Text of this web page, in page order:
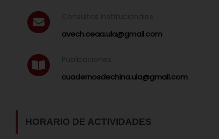
Consultas Institucionales
avech.ceaa.ula@gmail.com
Publicaciones
cuadernosdechina.ula@gmail.com
HORARIO DE ACTIVIDADES